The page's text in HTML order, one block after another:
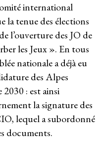
international
la tenue des élections
l’ouverture des JO de
les Jeux ». En tous
nationale a déjà eu
des Alpes
2030 : est ainsi
la signature des
lequel a subordonné
documents.